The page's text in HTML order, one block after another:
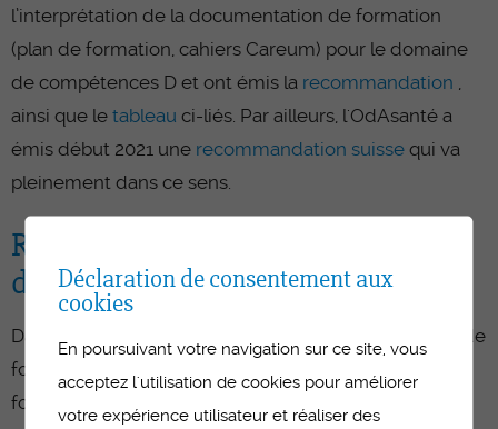
l’interprétation de la documentation de formation
(plan de formation, cahiers Careum) pour le domaine
de compétences D et ont émis la recommandation ,
ainsi que le tableau ci-liés. Par ailleurs, l'OdAsanté a
émis début 2021 une recommandation suisse qui va
pleinement dans ce sens.
Recommandation Journaux
d'apprentissage ASSC
Dans le cadre de la mise en œuvre de l’ordonnance de
formation d’ASSC CFC 2017, les personnes en
formation acquièrent des compétences dans le
Déclaration de consentement aux
cookies
En poursuivant votre navigation sur ce site, vous
acceptez l'utilisation de cookies pour améliorer
votre expérience utilisateur et réaliser des